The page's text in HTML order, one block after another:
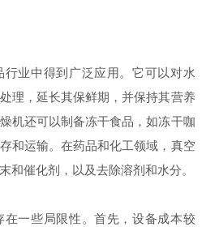
业中得到广泛应用。它可以对水
理，延长其保鲜期，并保持其营养
机还可以制备冻干食品，如冻干咖
和运输。在药品和化工领域，真空
和催化剂，以及去除溶剂和水分。
一些局限性。首先，设备成本较